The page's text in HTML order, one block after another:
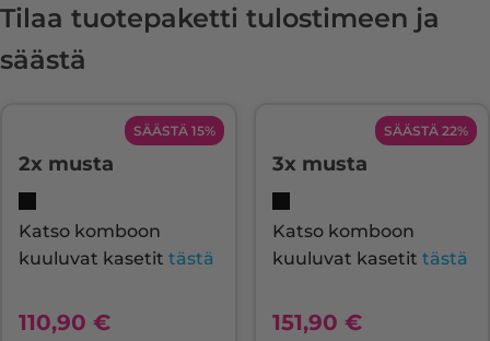
Tilaa tuotepaketti tulostimeen ja
säästä
SÄÄSTÄ 15%
2x musta
Katso komboon
kuuluvat kasetit tästä
110,90 €
SÄÄSTÄ 22%
3x musta
Katso komboon
kuuluvat kasetit tästä
151,90 €